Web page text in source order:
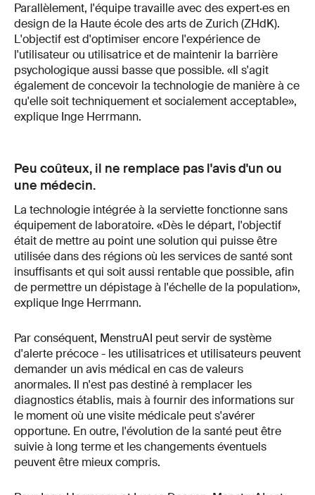
Parallèlement, l'équipe travaille avec des expert·es en
design de la Haute école des arts de Zurich (ZHdK).
L'objectif est d'optimiser encore l'expérience de
l'utilisateur ou utilisatrice et de maintenir la barrière
psychologique aussi basse que possible. «Il s'agit
également de concevoir la technologie de manière à ce
qu'elle soit techniquement et socialement acceptable»,
explique Inge Herrmann.
Peu coûteux, il ne remplace pas l'avis d'un ou
une médecin.
La technologie intégrée à la serviette fonctionne sans
équipement de laboratoire. «Dès le départ, l'objectif
était de mettre au point une solution qui puisse être
utilisée dans des régions où les services de santé sont
insuffisants et qui soit aussi rentable que possible, afin
de permettre un dépistage à l'échelle de la population»,
explique Inge Herrmann.
Par conséquent, MenstruAI peut servir de système
d'alerte précoce - les utilisatrices et utilisateurs peuvent
demander un avis médical en cas de valeurs
anormales. Il n'est pas destiné à remplacer les
diagnostics établis, mais à fournir des informations sur
le moment où une visite médicale peut s'avérer
opportune. En outre, l'évolution de la santé peut être
suivie à long terme et les changements éventuels
peuvent être mieux compris.